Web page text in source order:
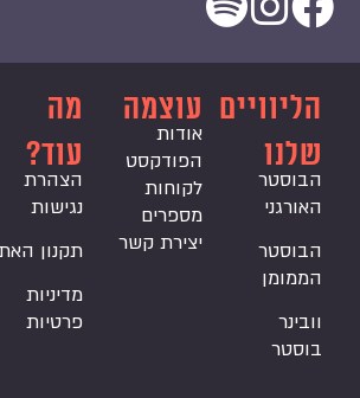
עוצמה
אודות
הפודקסט
לקוחות
מספרים
יצירת קשר
מה
עוד?
הצהרת
נגישות
תקנון האתר
מדיניות
פרטיות